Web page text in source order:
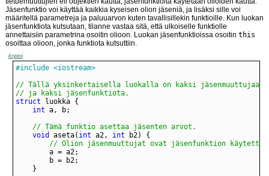
Jäsenfunktio voi käyttää kaikkia kyseisen olion jäseniä, ja lisäksi sille voi
määritellä parametreja ja paluuarvon kuten tavallisillekin funktioille. Kun luokan
jäsenfunktiota kutsutaan, tilanne vastaa sitä, että ulkoiselle funktiolle
annettaisiin parametrina osoitin olioon. Luokan jäsenfunktioissa osoitin this
osoittaa olioon, jonka funktiota kutsuttiin.
kopioi
#include <iostream>
// ja kaksi jäsenfunktiota.
struct
int
// Tämä funktio asettaa jäsenten arvot.
void
aseta( int a2, int
// Olion jäsenmuuttujat ovat jäsenfunktion